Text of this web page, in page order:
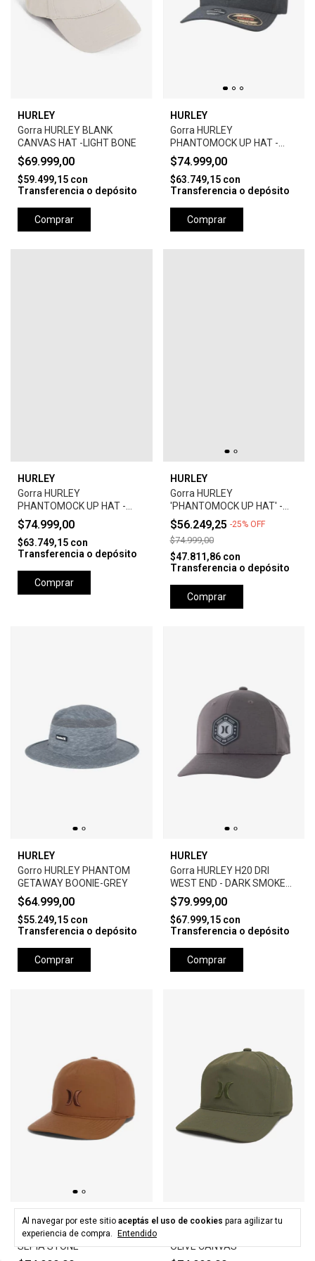
Al navegar por este sitio aceptás el uso de cookies para agilizar tu
experiencia de compra.
Entendido
HURLEY
Gorra HURLEY BLANK
CANVAS HAT -LIGHT BONE
$69.999,00
$59.499,15 con
Transferencia o depósito
Comprar
HURLEY
Gorra HURLEY
PHANTOMOCK UP HAT -
BLACK
$74.999,00
$63.749,15 con
Transferencia o depósito
Comprar
HURLEY
Gorra HURLEY
PHANTOMOCK UP HAT -
GREY
$74.999,00
$63.749,15 con
Transferencia o depósito
Comprar
HURLEY
Gorra HURLEY
'PHANTOMOCK UP HAT' -
UNIVERSTY RED
$56.249,25 -25% OFF
$74.999,00
$47.811,86 con
Transferencia o depósito
Comprar
HURLEY
Gorro HURLEY PHANTOM
GETAWAY BOONIE-GREY
$64.999,00
$55.249,15 con
Transferencia o depósito
Comprar
HURLEY
Gorra HURLEY H20 DRI
WEST END - DARK SMOKE
GREY
$79.999,00
$67.999,15 con
Transferencia o depósito
Comprar
HURLEY
Gorra HURLEY LEVELS HAT -
SEPIA STONE
HURLEY
OLIVE CANVAS